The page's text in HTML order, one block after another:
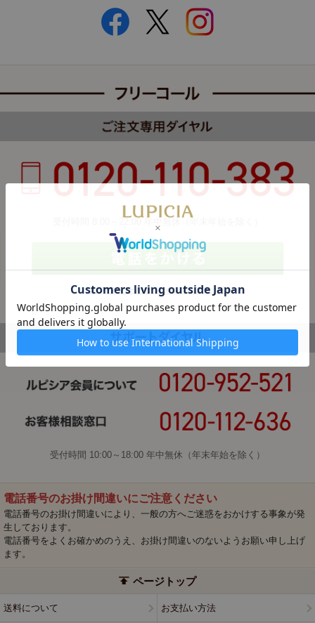
カスタマーハラスメントについて
受付時間 10:00～18:00 年中無休（年末年始を除く）
電話番号のお掛け間違いにご注意ください
電話番号のお掛け間違いにより、一般の方へご迷惑をおかけする事象が発
生しております。
電話番号をよくお確かめのうえ、お掛け間違いのないようお願い申し上げ
ます。
ページトップ
送料について お支払い方法